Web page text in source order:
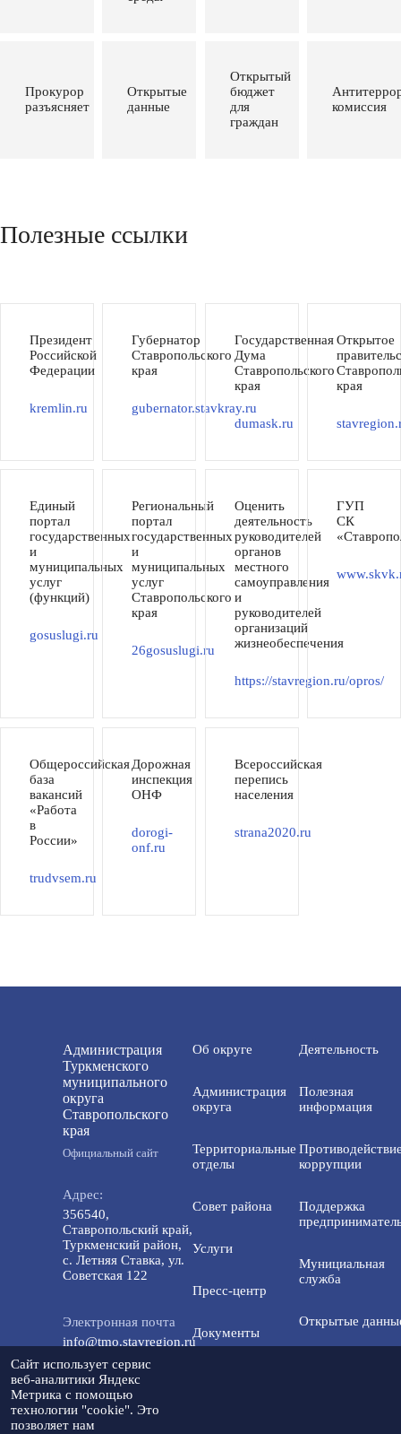
Прокурор
разъясняет
Открытые
данные
Открытый
бюджет
для
граждан
комиссия
Полезные ссылки
Президент
Российской
Федерации
kremlin.ru
Губернатор
Ставропольского
края
gubernator.stavkray.ru
Государственная
Дума
Ставропольского
края
dumask.ru
Открытое
края
Единый
портал
государственных
и
муниципальных
услуг
(функций)
gosuslugi.ru
Региональный
портал
государственных
и
муниципальных
услуг
Ставропольского
края
26gosuslugi.ru
Оценить
деятельность
руководителей
органов
местного
самоуправления
и
руководителей
организаций
жизнеобеспечения
https://stavregion.ru/opros/
ГУП
СК
Общероссийская
база
вакансий
«Работа
в
России»
trudvsem.ru
Дорожная
инспекция
ОНФ
dorogi-
onf.ru
Всероссийская
перепись
населения
strana2020.ru
Администрация
Туркменского
муниципального
округа
Ставропольского
края
Официальный сайт
Адрес:
356540,
Ставропольский край,
Туркменский район,
с. Летняя Ставка, ул.
Советская 122
Электронная почта
info@tmo.stavregion.ru
Телефон доверия:
8(86565)2-05-01
Об округе
Администрация
округа
Территориальные
отделы
Совет района
Услуги
Пресс-центр
Документы
Деятельность
Полезная
информация
коррупции
Поддержка
Мунициальная
служба
Открытые
Сайт использует сервис
веб-аналитики Яндекс
Метрика с помощью
технологии "cookie". Это
позволяет нам